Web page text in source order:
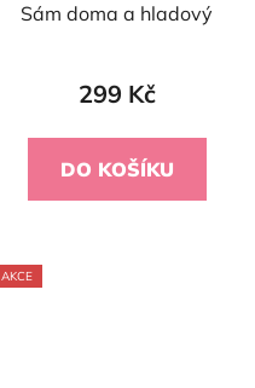
Sám doma a hladový
299 Kč
DO KOŠÍKU
AKCE